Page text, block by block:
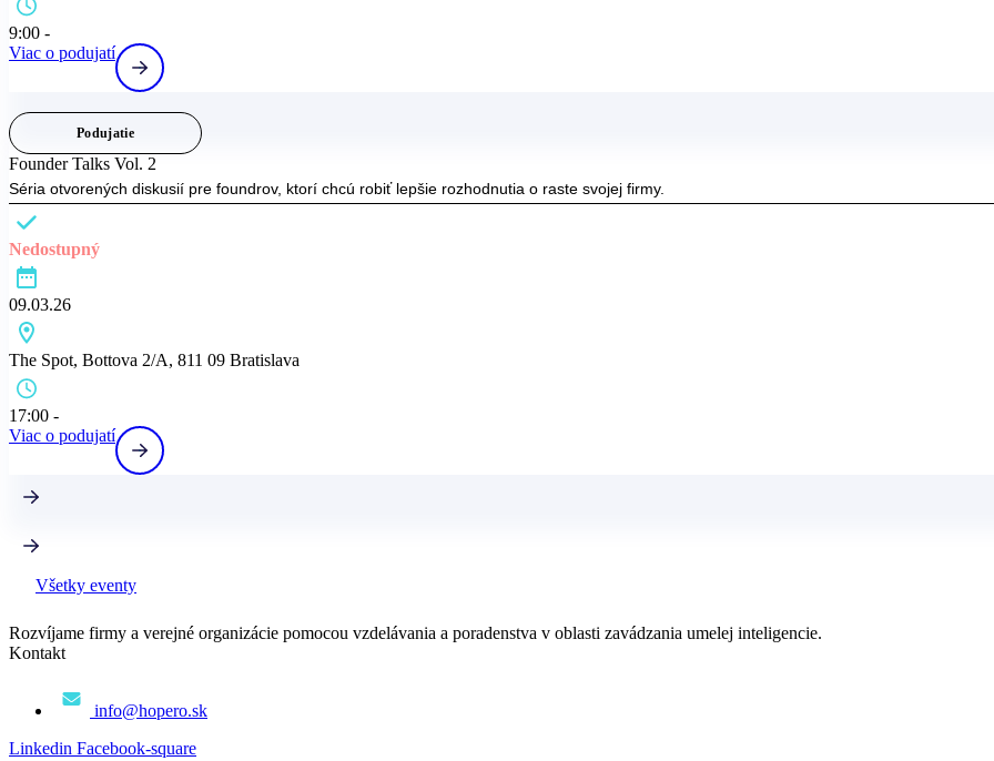
9:00 -
Viac o podujatí
Podujatie
Founder Talks Vol. 2
Séria otvorených diskusií pre foundrov, ktorí chcú robiť lepšie rozhodnutia o raste svojej firmy.
Nedostupný
09.03.26
The Spot, Bottova 2/A, 811 09 Bratislava
17:00 -
Viac o podujatí
Všetky eventy
Rozvíjame firmy a verejné organizácie pomocou vzdelávania a poradenstva v oblasti zavádzania umelej inteligencie.
Kontakt
info@hopero.sk
Linkedin Facebook-square